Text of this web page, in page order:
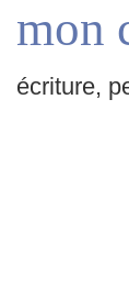
mon
écriture,